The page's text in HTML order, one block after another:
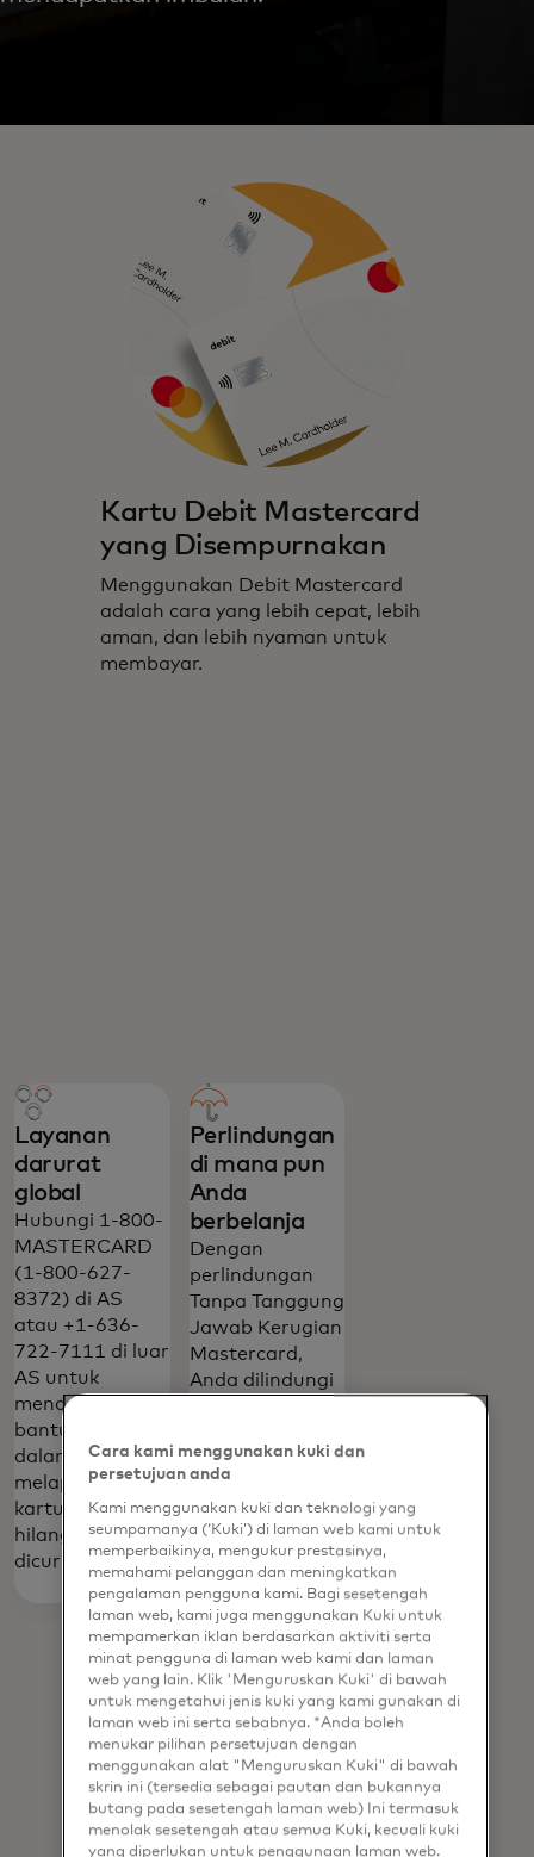
Kartu Debit Mastercard
yang Disempurnakan
Menggunakan Debit Mastercard
adalah cara yang lebih cepat, lebih
aman, dan lebih nyaman untuk
membayar.
Layanan
darurat
global
Hubungi 1-800-
MASTERCARD
(1-800-627-
8372) di AS
atau +1-636-
722-7111 di luar
AS untuk
mendapatkan
bantuan 24/7
dalam
melaporkan
kartu yang
hilang atau
dicuri.
Perlindungan
di mana pun
Anda
berbelanja
Dengan
perlindungan
Tanpa Tanggung
Jawab Kerugian
Mastercard,
Anda dilindungi
di toko, online,
dan dalam
aplikasi.
Pelajari
lebih lanjutopens in a new tab
Cara kami menggunakan kuki dan
persetujuan anda
Kami menggunakan kuki dan teknologi yang
seumpamanya (‘Kuki’) di laman web kami untuk
memperbaikinya, mengukur prestasinya,
memahami pelanggan dan meningkatkan
pengalaman pengguna kami. Bagi sesetengah
laman web, kami juga menggunakan Kuki untuk
mempamerkan iklan berdasarkan aktiviti serta
minat pengguna di laman web kami dan laman
web yang lain. Klik 'Menguruskan Kuki' di bawah
untuk mengetahui jenis kuki yang kami gunakan di
laman web ini serta sebabnya. *Anda boleh
menukar pilihan persetujuan dengan
menggunakan alat "Menguruskan Kuki" di bawah
skrin ini (tersedia sebagai pautan dan bukannya
butang pada sesetengah laman web) Ini termasuk
menolak sesetengah atau semua Kuki, kecuali kuki
yang diperlukan untuk penggunaan laman web.